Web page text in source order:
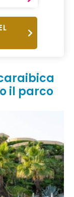
il parco